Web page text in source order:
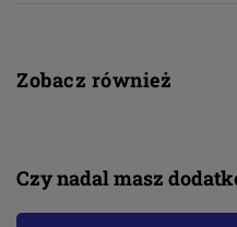
Zobacz również
Czy nadal masz